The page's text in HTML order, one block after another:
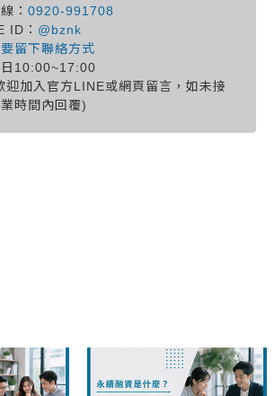
： 0920-991708
ID： @bznk
留下聯絡方式
10:00~17:00
迎加入官方LINE或網頁留言，如未接
時間內回覆)